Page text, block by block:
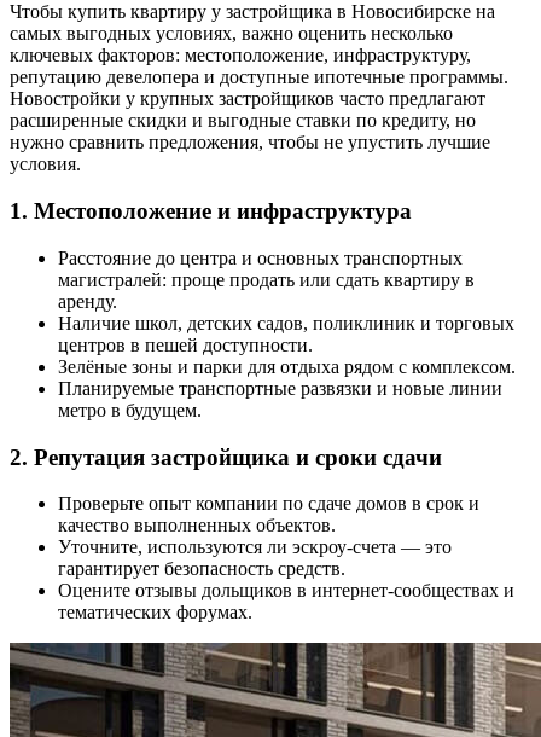
Чтобы купить квартиру у застройщика в Новосибирске на
самых выгодных условиях, важно оценить несколько
ключевых факторов: местоположение, инфраструктуру,
репутацию девелопера и доступные ипотечные программы.
Новостройки у крупных застройщиков часто предлагают
расширенные скидки и выгодные ставки по кредиту, но
нужно сравнить предложения, чтобы не упустить лучшие
условия.
1. Местоположение и инфраструктура
Расстояние до центра и основных транспортных
магистралей: проще продать или сдать квартиру в
аренду.
Наличие школ, детских садов, поликлиник и торговых
центров в пешей доступности.
Зелёные зоны и парки для отдыха рядом с комплексом.
Планируемые транспортные развязки и новые линии
метро в будущем.
2. Репутация застройщика и сроки сдачи
Проверьте опыт компании по сдаче домов в срок и
качество выполненных объектов.
Уточните, используются ли эскроу-счета — это
гарантирует безопасность средств.
Оцените отзывы дольщиков в интернет-сообществах и
тематических форумах.